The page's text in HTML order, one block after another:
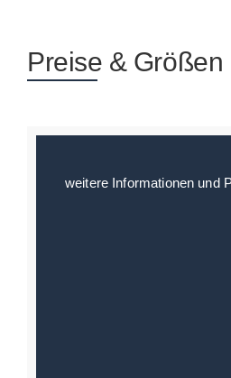
Preise & Größen
weitere Informationen und